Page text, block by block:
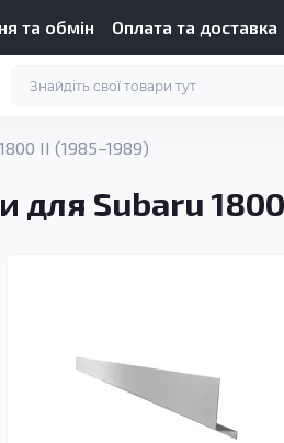
та обмін Оплата та доставка
1800 II (1985–1989)
для Subaru